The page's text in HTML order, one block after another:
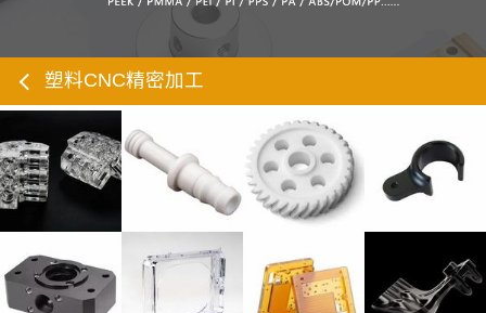
塑料CNC精密加工